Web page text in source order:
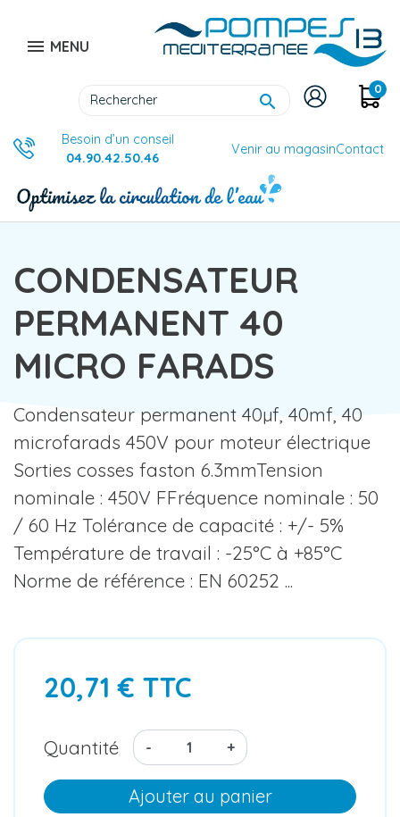
 MENU

0
Besoin d’un conseil
04.90.42.50.46
Venir au magasinContact
CONDENSATEUR
PERMANENT 40
MICRO FARADS
Condensateur permanent 40µf, 40mf, 40
microfarads 450V pour moteur électrique
Sorties cosses faston 6.3mmTension
nominale : 450V FFréquence nominale : 50
/ 60 Hz Tolérance de capacité : +/- 5%
Température de travail : -25°C à +85°C
Norme de référence : EN 60252 ...
20,71 € TTC
Quantité - +
Ajouter au panier